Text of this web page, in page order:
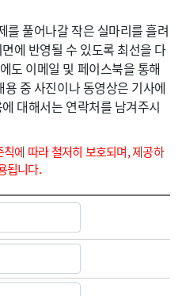
를 풀어나갈 작은 실마리를 흘려
에 반영될 수 있도록 최선을 다
도 이메일 및 페이스북을 통해
중 사진이나 동영상은 기사에
대해서는 연락처를 남겨주시
에 따라 철저히 보호되며, 제공하
됩니다.